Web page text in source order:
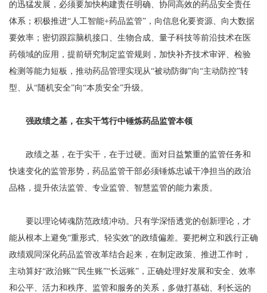
的迅猛发展，必须要加快构建责任明确、协同高效的药品安全责任
体系；积极推进“人工智能+药品监管”，向信息化要资源、向大数据
要效率；密切跟踪脑机接口、生物合成、量子科技等前沿技术在医
药领域的应用，提前研究制定监管规则，加快补齐技术审评、检验
检测等能力短板，推动药品管理实现从“被动防御”向“主动防控”转
型、从“随机安全”向“本质安全”升级。
强政绩之基，在实干笃行中锤炼药品监管本领
政绩之基，在于实干，在于过硬。面对日益繁重的监管任务和
快速变化的监管形势，药品监管干部必须锤炼忠诚干净担当的政治
品格，提升依法监管、专业监管、智慧监管的能力素质。
要以理论铸魂防范政绩冲动。只有学深悟透党的创新理论，才
能从根本上避免“重形式、轻实效”的政绩偏差。要把树立和践行正确
政绩观同深化药品监管改革结合起来，在制定政策、推进工作时，
主动算好“政治账”“民生账”“长远账”，正确处理好发展和安全、效率
和公平、活力和秩序、监管和服务的关系，多做打基础、利长远的